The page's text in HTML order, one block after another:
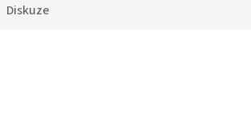
Diskuze